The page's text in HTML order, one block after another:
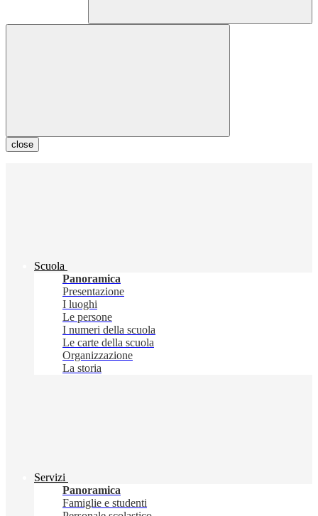
close
Scuola
Panoramica
Presentazione
I luoghi
Le persone
I numeri della scuola
Le carte della scuola
Organizzazione
La storia
Servizi
Panoramica
Famiglie e studenti